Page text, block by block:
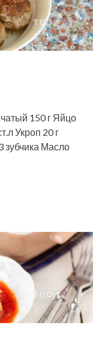
150 г Яйцо
Укроп 20 г
зубчика Масло